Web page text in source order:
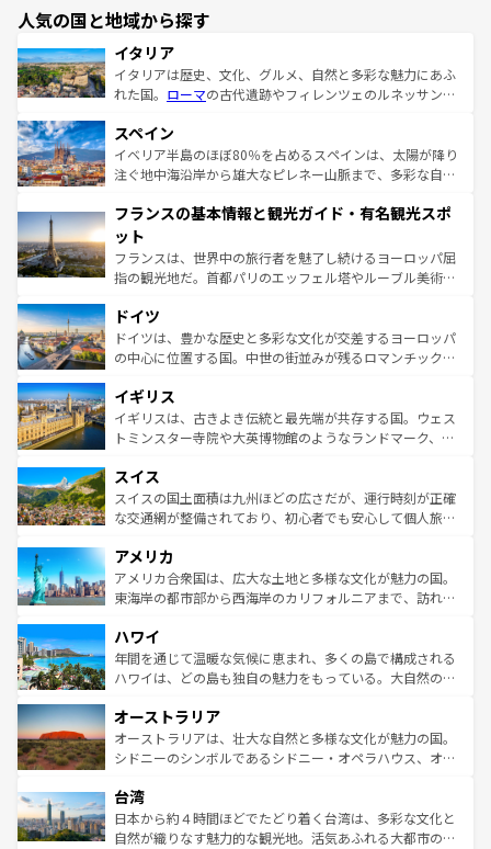
人気の国と地域から探す
イタリア
イタリアは歴史、文化、グルメ、自然と多彩な魅力にあふ
れた国。 ローマの古代遺跡やフィレンツェのルネッサンス
ろん、トスカーナの美しい田園風景やアマルフィ海岸の絶
景など、自然景観も見逃せない。観光の合間には、本場の
ピザやパスタなど、絶品のイタリア料理を堪能することも
ませてくれるイタリアで、忘れられない旅をしてみよう！
なお、新着のイタリア情報は
しい。
スペイン
イベリア半島のほぼ80％を占めるスペインは、太陽が降り
注ぐ地中海沿岸から雄大なピレネー山脈まで、多彩な自然
文化が根付くこの国では、情熱的なフラメンコ、熱気あふ
れる闘牛、そして美味しいタパスが生活の一部となってい
る。首都マドリードの洗練された雰囲気や、バルセロナの
アートに溢れた街角から、地方では古代ローマ遺跡や中世
せる。地方によって風土や気候が異なるスペインはその個
性で訪れる人を魅了する。 なお、新着のスペイン情報は コ
ンテンツ一覧を参照してほしい。
フランスの基本情報と観光ガイド・有名観光スポ
ット
フランスは、世界中の旅行者を魅了し続けるヨーロッパ屈
指の観光地だ。首都パリのエッフェル塔やルーブル美術館
で、幅広い魅力が詰まっている。華麗な宮殿、歴史的な大
聖堂、美しいビーチ、そして豊かな自然が、訪れる者を心
から魅了する。また、フランスは美食の国としても知ら
いる。シャンパンの発祥地であるランス、プロヴァンスの
香り高いラベンダー畑など、多彩な楽しみ方が可能だ。さ
らに、パリ以外の地域にも魅力が溢れており、どの街角に
れる地方に足を運ぶとそれぞれで全く異なる文化を体験で
きるだろう。 なお、新着のフランス情報はコンテンツ一覧
を参照してほしい。
ドイツ
ドイツは、豊かな歴史と多彩な文化が交差するヨーロッパ
の中心に位置する国。中世の街並みが残るロマンチック街
顔を持つこの国は、どこを歩いても飽きることがない。ベ
ルリンの文化的活気、バイエルン州のアルプスの絶景、そ
してライン川沿いのワイン畑といった風景は必見。ビール
は、お酒好きな人にはぜひ体験してほしい。 なお、新着の
ドイツ情報はコンテンツ一覧を参照してほしい。
イギリス
イギリスは、古きよき伝統と最先端が共存する国。ウェス
トミンスター寺院や大英博物館のようなランドマーク、歴
リアごとに異なる魅力がある。また、優雅なアフタヌーン
ティー、ビール好きにはたまらない英国パブ、サッカー観
戦など、本場だからこそできる体験も豊富。イギリスを旅
ンツ一覧を参照してほしい。
スイス
スイスの国土面積は九州ほどの広さだが、運行時刻が正確
な交通網が整備されており、初心者でも安心して個人旅行
の建物がそのまま残る町や、スイスならではのユニークな
博物館もあり、アルプス観光だけでなく町歩きも満喫する
ことができる。国民の所得が高いため物価も高いが、旅行
ば市内交通費無料で観光を楽しむこともできる。 なお、新
着のスイス情報はコンテンツ一覧 を参照してほしい。
アメリカ
アメリカ合衆国は、広大な土地と多様な文化が魅力の国。
東海岸の都市部から西海岸のカリフォルニアまで、訪れる
のような巨大都市は、観光、ショッピング、エンターテイ
ンメントが詰まった刺激的なスポットだ。一方、アメリカ
西部には大自然が広がり、グランドキャニオンやイエロー
部のニューオーリンズでは、音楽と美食が融合した独特の
文化が魅力。旅行者はアメリカの各地域で異なる魅力を楽
しみながら、その多様性と豊かな歴史を感じることができ
ならではの贅沢な旅のスタイルだ。 なお、新着のアメリカ
情報はコンテンツ一覧を参照してほしい。
ハワイ
年間を通じて温暖な気候に恵まれ、多くの島で構成される
ハワイは、どの島も独自の魅力をもっている。大自然の神
ワイ島は見逃せない。また、定番の観光地といえばオアフ
島だが、静かな自然を求めるならマウイ島やカウアイ島が
おすすめ。エメラルドグリーンに輝く海をはじめ、豊かな
れるおもてなしの心で訪れる人々を迎えてくれるハワイの
人々、おいしいローカルフードやハワイアンミュージッ
ク、伝統的なフラダンスなど、すべてがハワイの魅力を彩
オーストラリア
オーストラリアは、壮大な自然と多様な文化が魅力の国。
シドニーのシンボルであるシドニー・オペラハウス、オー
リアリーフや大陸中央部にそびえるウルル（エアーズロッ
ク）、タスマニアの美しい原生林やケアンズの熱帯雨林な
ど、見どころがたくさん。また、カフェやワイン、オージ
台湾
日本から約４時間ほどでたどり着く台湾は、多彩な文化と
自然が織りなす魅力的な観光地。活気あふれる大都市の台